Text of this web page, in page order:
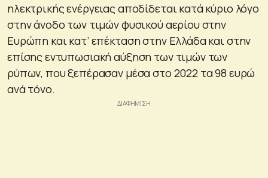
ηλεκτρικής ενέργειας αποδίδεται κατά κύριο λόγο
στην άνοδο των τιμών φυσικού αερίου στην
Ευρώπη και κατ’ επέκταση στην Ελλάδα και στην
επίσης εντυπωσιακή αύξηση των τιμών των
ρύπων, που ξεπέρασαν μέσα στο 2022 τα 98 ευρώ
ανά τόνο.